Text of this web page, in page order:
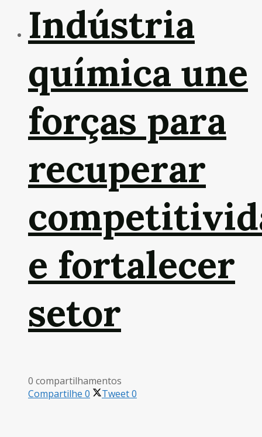
Indústria
química une
forças para
recuperar
e fortalecer
setor
0 compartilhamentos
Compartilhe 0 Tweet0